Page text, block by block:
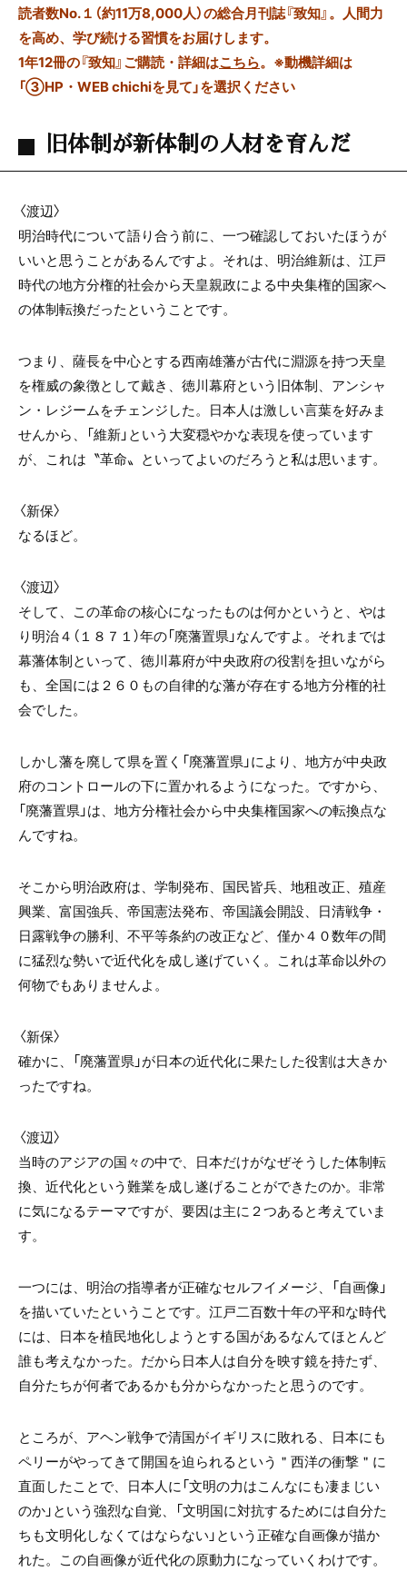
読者数No.１（約11万8,000人）の総合月刊誌『致知』。人間力
を高め、学び続ける習慣をお届けします。
1年12冊の『致知』ご購読・詳細はこちら。 ※動機詳細は
「③HP・WEB chichiを見て」を選択ください
旧体制が新体制の人材を育んだ
〈渡辺〉
明治時代について語り合う前に、一つ確認しておいたほうが
いいと思うことがあるんですよ。それは、明治維新は、江戸
時代の地方分権的社会から天皇親政による中央集権的国家へ
の体制転換だったということです。
つまり、薩長を中心とする西南雄藩が古代に淵源を持つ天皇
を権威の象徴として戴き、徳川幕府という旧体制、アンシャ
ン・レジームをチェンジした。日本人は激しい言葉を好みま
せんから、「維新」という大変穏やかな表現を使っています
が、これは〝革命〟といってよいのだろうと私は思います。
〈新保〉
なるほど。
〈渡辺〉
そして、この革命の核心になったものは何かというと、やは
り明治４（１８７１）年の「廃藩置県」なんですよ。それまでは
幕藩体制といって、徳川幕府が中央政府の役割を担いながら
も、全国には２６０もの自律的な藩が存在する地方分権的社
会でした。
しかし藩を廃して県を置く「廃藩置県」により、地方が中央政
府のコントロールの下に置かれるようになった。ですから、
「廃藩置県」は、地方分権社会から中央集権国家への転換点な
んですね。
そこから明治政府は、学制発布、国民皆兵、地租改正、殖産
興業、富国強兵、帝国憲法発布、帝国議会開設、日清戦争・
日露戦争の勝利、不平等条約の改正など、僅か４０数年の間
に猛烈な勢いで近代化を成し遂げていく。これは革命以外の
何物でもありませんよ。
〈新保〉
確かに、「廃藩置県」が日本の近代化に果たした役割は大きか
ったですね。
〈渡辺〉
当時のアジアの国々の中で、日本だけがなぜそうした体制転
換、近代化という難業を成し遂げることができたのか。非常
に気になるテーマですが、要因は主に２つあると考えていま
す。
一つには、明治の指導者が正確なセルフイメージ、「自画像」
を描いていたということです。江戸二百数十年の平和な時代
には、日本を植民地化しようとする国があるなんてほとんど
誰も考えなかった。だから日本人は自分を映す鏡を持たず、
自分たちが何者であるかも分からなかったと思うのです。
ところが、アヘン戦争で清国がイギリスに敗れる、日本にも
ペリーがやってきて開国を迫られるという＂西洋の衝撃＂に
直面したことで、日本人に「文明の力はこんなにも凄まじい
のか」という強烈な自覚、「文明国に対抗するためには自分た
ちも文明化しなくてはならない」という正確な自画像が描か
れた。この自画像が近代化の原動力になっていくわけです。